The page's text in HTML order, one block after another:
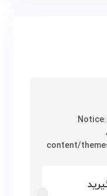
Notice
content/